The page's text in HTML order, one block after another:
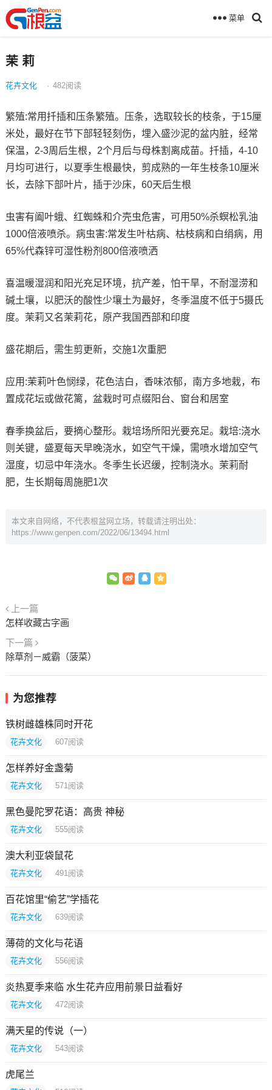
菜单
茉 莉
花卉文化 · 482阅读
繁殖:常用扦插和压条繁殖。压条，选取较长的枝条，于15厘
米处，最好在节下部轻轻刻伤，埋入盛沙泥的盆内脏，经常
保温，2-3周后生根，2个月后与母株割离成苗。扦插，4-10
月均可进行，以夏季生根最快，剪成熟的一年生枝条10厘米
长，去除下部叶片，插于沙床，60天后生根
虫害有阖叶蛾、红蜘蛛和介壳虫危害，可用50%杀螟松乳油
1000倍液喷杀。病虫害:常发生叶枯病、枯枝病和白绢病，用
65%代森锌可湿性粉剂800倍液喷洒
喜温暖湿润和阳光充足环境，抗产差，怕干旱，不耐湿涝和
碱土壤，以肥沃的酸性少壤土为最好，冬季温度不低于5摄氏
度。茉莉又名茉莉花，原产我国西部和印度
盛花期后，需生剪更新，交施1次重肥
应用:茉莉叶色悯绿，花色洁白，香味浓郁，南方多地栽，布
置成花坛或做花篱，盆栽时可点缀阳台、窗台和居室
春季换盆后，要摘心整形。栽培场所阳光要充足。栽培:浇水
则关键，盛夏每天早晚浇水，如空气干燥，需喷水增加空气
湿度，切忌中年浇水。冬季生长迟缓，控制浇水。茉莉耐
肥，生长期每周施肥1次
本文来自网络，不代表根盆网立场，转载请注明出处：
https://www.genpen.com/2022/06/13494.html
上一篇
怎样收藏古字画
下一篇
除草剂－威霸（菠菜）
为您推荐
铁树雌雄株同时开花
花卉文化 607阅读
怎样养好金盏菊
花卉文化 571 阅读
黑色曼陀罗花语：高贵 神秘
花卉文化 555阅读
澳大利亚袋鼠花
花卉文化 491 阅读
百花馆里“偷艺”学插花
花卉文化 639阅读
薄荷的文化与花语
花卉文化 556阅读
炎热夏季来临 水生花卉应用前景日益看好
花卉文化 472阅读
满天星的传说（一）
花卉文化 543阅读
虎尾兰